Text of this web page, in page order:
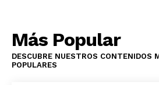
Más Popular
DESCUBRE NUESTROS CONTENIDOS
POPULARES